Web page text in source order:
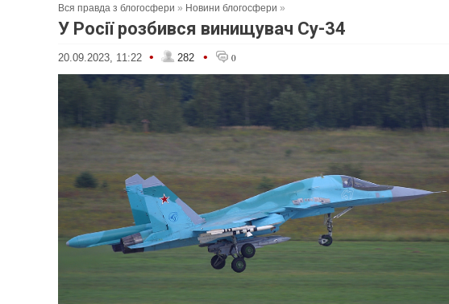
Вся правда з блогосфери » Новини блогосфери »
У Росії розбився винищувач Су-34
20.09.2023, 11:22 • 282 • 0